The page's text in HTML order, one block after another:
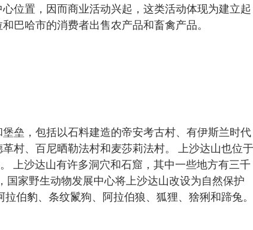
位置，因而商业活动兴起，这类活动体现为建立起
巴哈市的消费者出售农产品和畜禽产品。
垒，包括以石料建造的帝安考古村、有伊斯兰时代
村、百尼晒勒法村和麦莎莉法村。 上沙达山也位于
上沙达山有许多洞穴和石窟，其中一些地方有三千
国家野生动物发展中心将上沙达山改设为自然保护
伯豹、条纹鬣狗、阿拉伯狼、狐狸、猞猁和蹄兔。